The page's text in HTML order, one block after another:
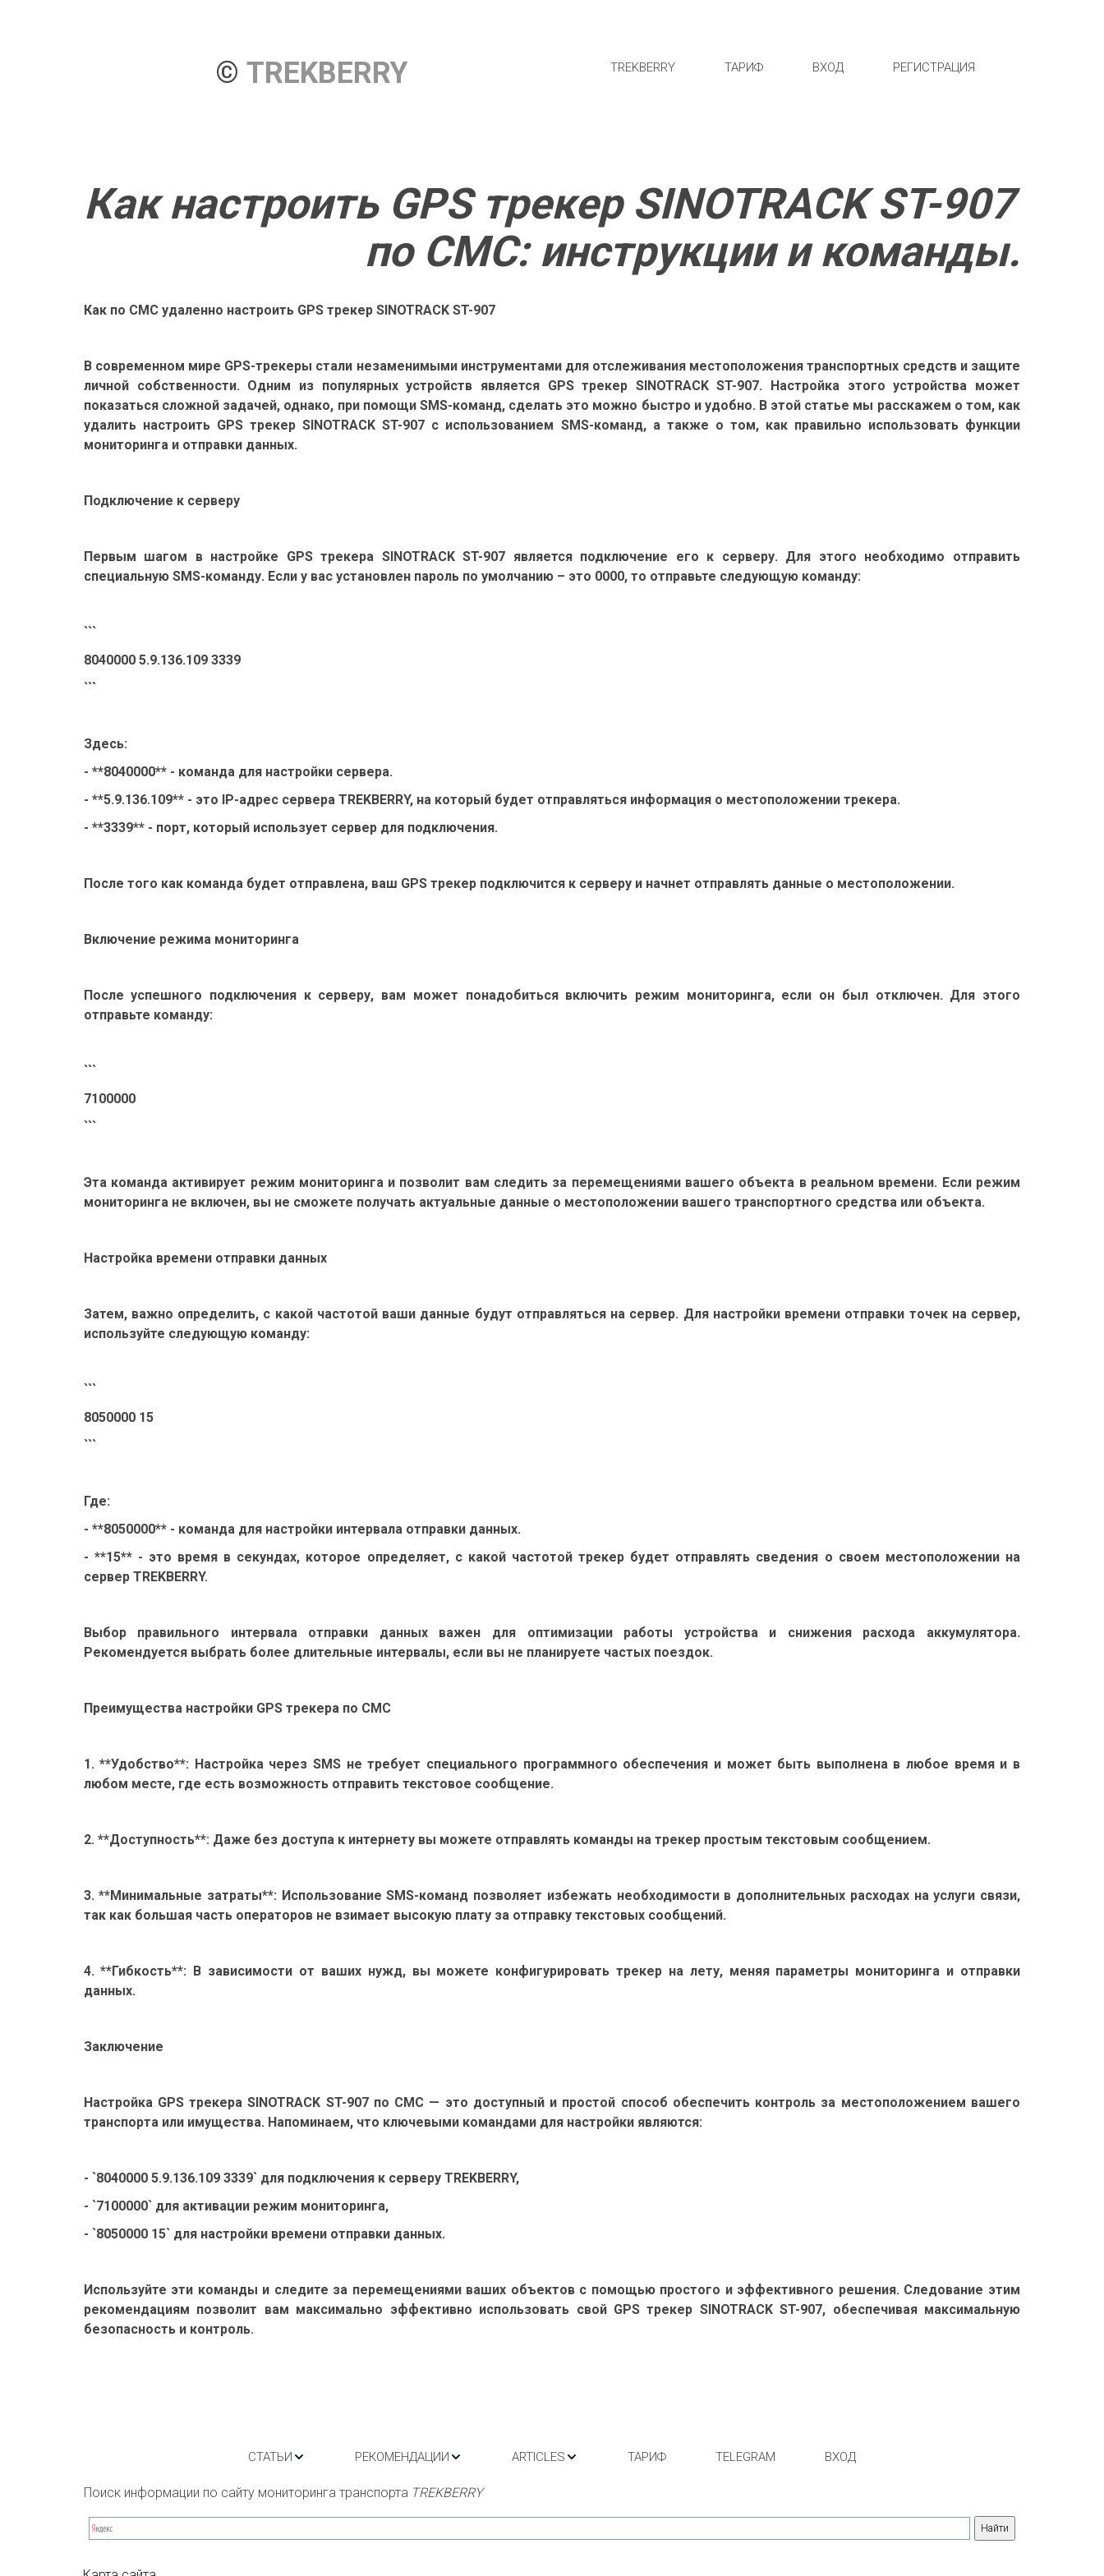
© TREKBERRY TREKBERRY ТАРИФ ВХОД РЕГИСТРАЦИЯ
Как настроить GPS трекер SINOTRACK ST-907
по СМС: инструкции и команды.
Как по СМС удаленно настроить GPS трекер SINOTRACK ST-907
В современном мире GPS-трекеры стали незаменимыми инструментами для отслеживания местоположения транспортных средств и защите
личной собственности. Одним из популярных устройств является GPS трекер SINOTRACK ST-907. Настройка этого устройства может
показаться сложной задачей, однако, при помощи SMS-команд, сделать это можно быстро и удобно. В этой статье мы расскажем о том, как
удалить настроить GPS трекер SINOTRACK ST-907 с использованием SMS-команд, а также о том, как правильно использовать функции
мониторинга и отправки данных.
Подключение к серверу
Первым шагом в настройке GPS трекера SINOTRACK ST-907 является подключение его к серверу. Для этого необходимо отправить
специальную SMS-команду. Если у вас установлен пароль по умолчанию – это 0000, то отправьте следующую команду:
```
8040000 5.9.136.109 3339
```
Здесь:
- **8040000** - команда для настройки сервера.
- **5.9.136.109** - это IP-адрес сервера TREKBERRY, на который будет отправляться информация о местоположении трекера.
- **3339** - порт, который использует сервер для подключения.
После того как команда будет отправлена, ваш GPS трекер подключится к серверу и начнет отправлять данные о местоположении.
Включение режима мониторинга
После успешного подключения к серверу, вам может понадобиться включить режим мониторинга, если он был отключен. Для этого
отправьте команду:
```
7100000
```
Эта команда активирует режим мониторинга и позволит вам следить за перемещениями вашего объекта в реальном времени. Если режим
мониторинга не включен, вы не сможете получать актуальные данные о местоположении вашего транспортного средства или объекта.
Настройка времени отправки данных
Затем, важно определить, с какой частотой ваши данные будут отправляться на сервер. Для настройки времени отправки точек на сервер,
используйте следующую команду:
```
8050000 15
```
Где:
- **8050000** - команда для настройки интервала отправки данных.
- **15** - это время в секундах, которое определяет, с какой частотой трекер будет отправлять сведения о своем местоположении на
сервер TREKBERRY.
Выбор правильного интервала отправки данных важен для оптимизации работы устройства и снижения расхода аккумулятора.
Рекомендуется выбрать более длительные интервалы, если вы не планируете частых поездок.
Преимущества настройки GPS трекера по СМС
1. **Удобство**: Настройка через SMS не требует специального программного обеспечения и может быть выполнена в любое время и в
любом месте, где есть возможность отправить текстовое сообщение.
2. **Доступность**: Даже без доступа к интернету вы можете отправлять команды на трекер простым текстовым сообщением.
3. **Минимальные затраты**: Использование SMS-команд позволяет избежать необходимости в дополнительных расходах на услуги связи,
так как большая часть операторов не взимает высокую плату за отправку текстовых сообщений.
4. **Гибкость**: В зависимости от ваших нужд, вы можете конфигурировать трекер на лету, меняя параметры мониторинга и отправки
данных.
Заключение
Настройка GPS трекера SINOTRACK ST-907 по СМС — это доступный и простой способ обеспечить контроль за местоположением вашего
транспорта или имущества. Напоминаем, что ключевыми командами для настройки являются:
- `8040000 5.9.136.109 3339` для подключения к серверу TREKBERRY,
- `7100000` для активации режим мониторинга,
- `8050000 15` для настройки времени отправки данных.
Используйте эти команды и следите за перемещениями ваших объектов с помощью простого и эффективного решения. Следование этим
рекомендациям позволит вам максимально эффективно использовать свой GPS трекер SINOTRACK ST-907, обеспечивая максимальную
безопасность и контроль.
СТАТЬИ РЕКОМЕНДАЦИИ ARTICLES ТАРИФ TELEGRAM ВХОД
Поиск информации по сайту мониторинга транспорта TREKBERRY